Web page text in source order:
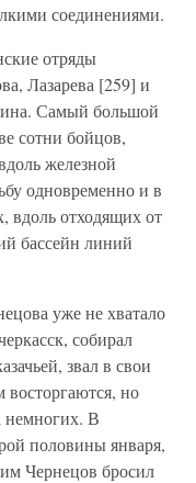
соединениями.
отряды
Лазарева [259] и
Самый большой
сотни бойцов,
железной
одновременно и в
вдоль отходящих от
бассейн линий
уже не хватало
собирал
звал в свои
но
немногих. В
половины января,
Чернецов бросил